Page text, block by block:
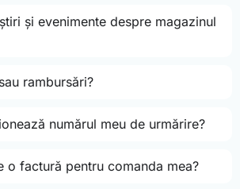
și evenimente despre magazinul
rambursări?
numărul meu de urmărire?
o factură pentru comanda mea?